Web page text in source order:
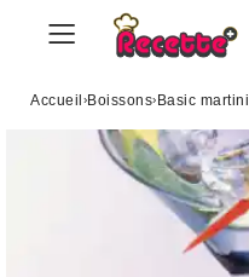
Accueil ›Boissons› Basic martini